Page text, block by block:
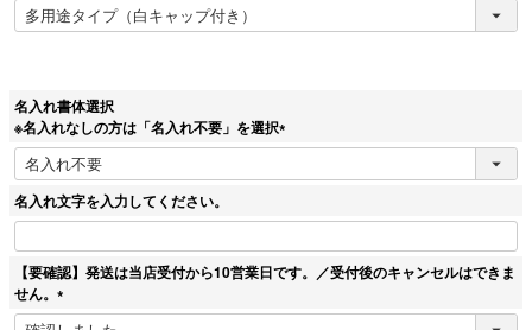
必
須
名入れ書体選択
※名入れなしの方は「名入れ不要」を選択
(
必
)
名入れ文字を入力してください。
【要確認】発送は当店受付から10営業日です。／受付後のキャンセルはできま
せん。
(